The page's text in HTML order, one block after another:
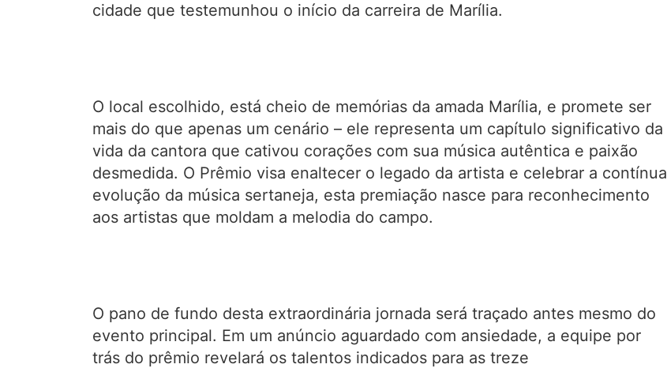
cidade que testemunhou o início da carreira de Marília.
O local escolhido, está cheio de memórias da amada Marília, e promete ser
mais do que apenas um cenário – ele representa um capítulo significativo da
vida da cantora que cativou corações com sua música autêntica e paixão
desmedida. O Prêmio visa enaltecer o legado da artista e celebrar a contínua
evolução da música sertaneja, esta premiação nasce para reconhecimento
aos artistas que moldam a melodia do campo.
O pano de fundo desta extraordinária jornada será traçado antes mesmo do
evento principal. Em um anúncio aguardado com ansiedade, a equipe por
trás do prêmio revelará os talentos indicados para as treze